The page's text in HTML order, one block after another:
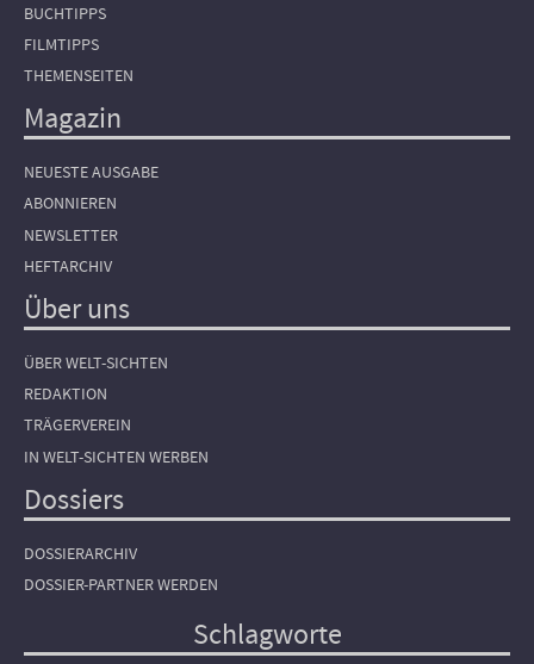
BUCHTIPPS
FILMTIPPS
THEMENSEITEN
Magazin
NEUESTE AUSGABE
ABONNIEREN
NEWSLETTER
HEFTARCHIV
Über uns
ÜBER WELT-SICHTEN
REDAKTION
TRÄGERVEREIN
IN WELT-SICHTEN WERBEN
Dossiers
DOSSIERARCHIV
DOSSIER-PARTNER WERDEN
Schlagworte